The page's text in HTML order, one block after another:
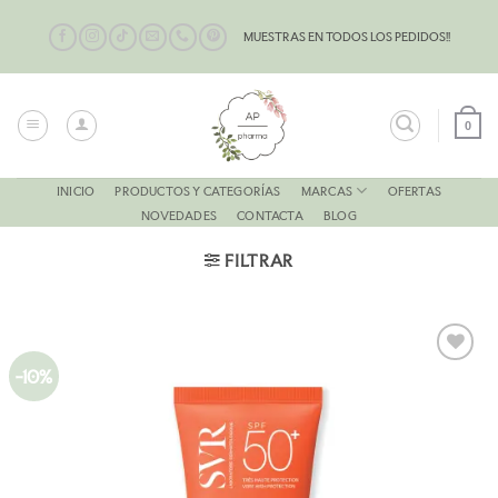
contenido
MUESTRAS EN TODOS LOS PEDIDOS!!
0
INICIO PRODUCTOS Y CATEGORÍAS MARCAS
OFERTAS
NOVEDADES
CONTACTA BLOG
FILTRAR
-10%